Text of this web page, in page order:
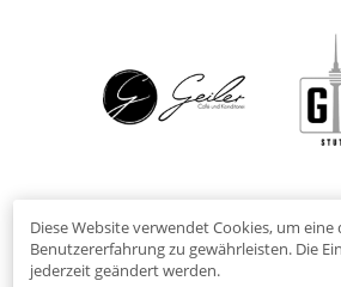
Diese Website verwendet Cookies, um
Benutzererfahrung zu gewährleisten. Die
jederzeit geändert werden.